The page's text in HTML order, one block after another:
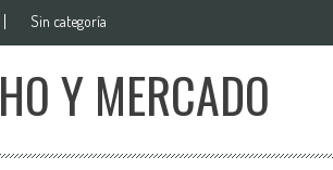
Sin categoría
Y MERCADO